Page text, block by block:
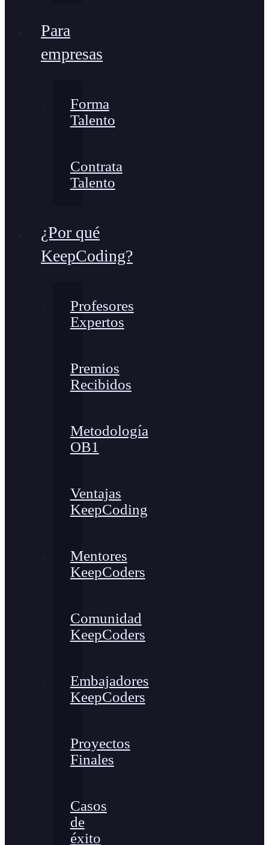
Para
empresas
Forma
Talento
Contrata
Talento
¿Por qué
KeepCoding?
Profesores
Expertos
Premios
Recibidos
Metodología
OB1
Ventajas
KeepCoding
Mentores
KeepCoders
Comunidad
KeepCoders
Embajadores
KeepCoders
Proyectos
Finales
Casos
de
éxito